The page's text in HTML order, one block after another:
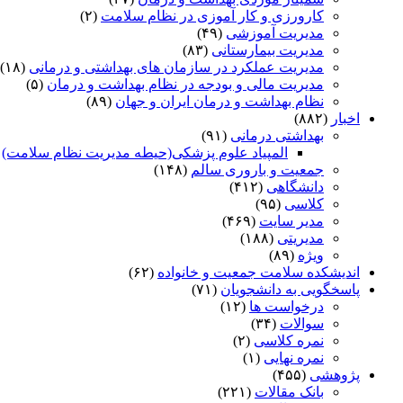
کارورزی و کار آموزی در نظام سلامت (۲)
مدیریت آموزشی (۴۹)
مدیریت بیمارستانی (۸۳)
مدیریت عملکرد در سازمان های بهداشتی و درمانی (۱۸)
مدیریت مالی و بودجه در نظام بهداشت و درمان (۵)
نظام بهداشت و درمان ایران و جهان (۸۹)
اخبار (۸۸۲)
بهداشتی درمانی (۹۱)
المپیاد علوم پزشکی(حیطه مدیریت نظام سلامت)
جمعیت و باروری سالم (۱۴۸)
دانشگاهی (۴۱۲)
کلاسی (۹۵)
مدیر سایت (۴۶۹)
مدیریتی (۱۸۸)
ویژه (۸۹)
اندیشکده سلامت جمعیت و خانواده (۶۲)
پاسخگویی به دانشجویان (۷۱)
درخواست ها (۱۲)
سوالات (۳۴)
نمره کلاسی (۲)
نمره نهایی (۱)
پژوهشی (۴۵۵)
بانک مقالات (۲۲۱)